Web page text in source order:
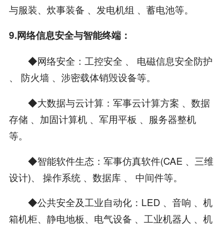
与服装、炊事装备 、发电机组 、蓄电池等。
9.网络信息安全与智能终端：
◆网络安全：工控安全 、 电磁信息安全防护
、 防火墙 、涉密载体销毁设备等。
◆大数据与云计算：军事云计算方案 、数据
存储 、加固计算机 、军用平板 、服务器整机
等。
◆智能软件生态：军事仿真软件(CAE 、三维
设计)、 操作系统 、数据库 、 中间件等。
◆公共安全及工业自动化：LED 、音响 、机
箱机柜、静电地板、电气设备 、工业机器人 、机